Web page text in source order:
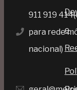
911 919
para rede
nacional)
e